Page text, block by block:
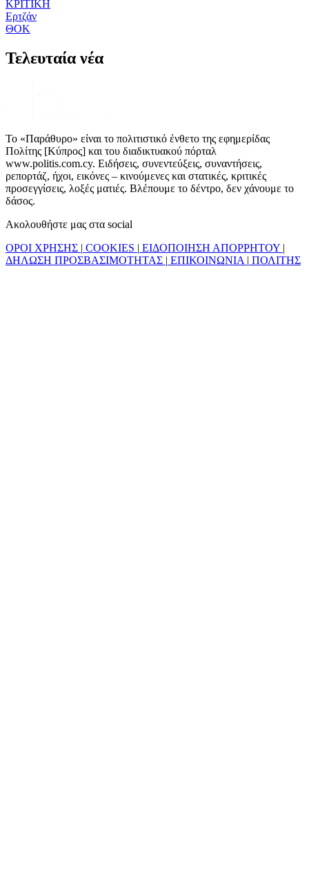
ΚΡΙΤΙΚΗ
Ερτζάν
ΘΟΚ
Τελευταία νέα
Το «Παράθυρο» είναι το πολιτιστικό ένθετο της εφημερίδας
Πολίτης [Κύπρος] και του διαδικτυακού πόρταλ
www.politis.com.cy. Ειδήσεις, συνεντεύξεις, συναντήσεις,
ρεπορτάζ, ήχοι, εικόνες – κινούμενες και στατικές, κριτικές
προσεγγίσεις, λοξές ματιές. Βλέπουμε το δέντρο, δεν χάνουμε το
δάσος.
Ακολουθήστε μας στα social
ΟΡΟΙ ΧΡΗΣΗΣ | COOKIES | ΕΙΔΟΠΟΙΗΣΗ ΑΠΟΡΡΗΤΟΥ |
ΔΗΛΩΣΗ ΠΡΟΣΒΑΣΙΜΟΤΗΤΑΣ | ΕΠΙΚΟΙΝΩΝΙΑ | ΠΟΛΙΤΗΣ